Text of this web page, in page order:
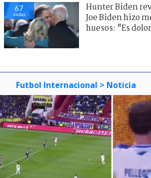
67
visitas
Hunter Biden
Joe Biden hizo
huesos: "Es
Futbol Internacional > Noticia